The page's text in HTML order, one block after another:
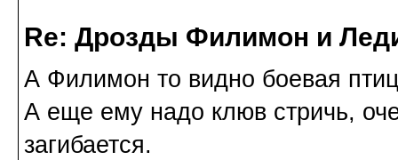
Re: Дрозды Филимон и
А Филимон то видно боевая
А еще ему надо клюв стричь,
загибается.